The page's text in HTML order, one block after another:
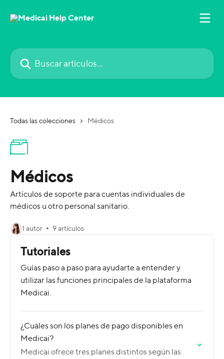
Buscar artículos...
Todas las colecciones Médicos
Médicos
Artículos de soporte para cuentas individuales de
médicos u otro personal sanitario.
1 autor 9 artículos
Tutoriales
Guías paso a paso para ayudarte a entender y
utilizar las funciones principales de la plataforma
Medicai.
¿Cuáles son los planes de pago disponibles en
Medicai?
Medicai ofrece tres planes distintos según las